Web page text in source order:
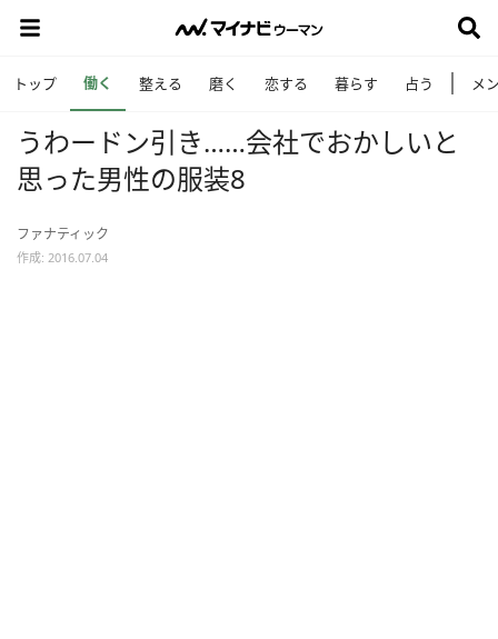
トップ 働く 整える 磨く 恋する 暮らす 占う メ
うわードン引き……会社でおかしいと
思った男性の服装8
ファナティック
作成: 2016.07.04